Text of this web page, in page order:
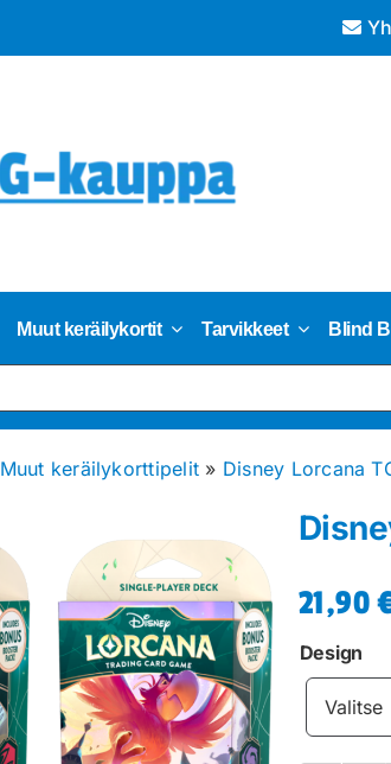
Muut keräilykortit Tarvikkeet Blind
Muut keräilykorttipelit » Disney Lorcana
21,90
Design